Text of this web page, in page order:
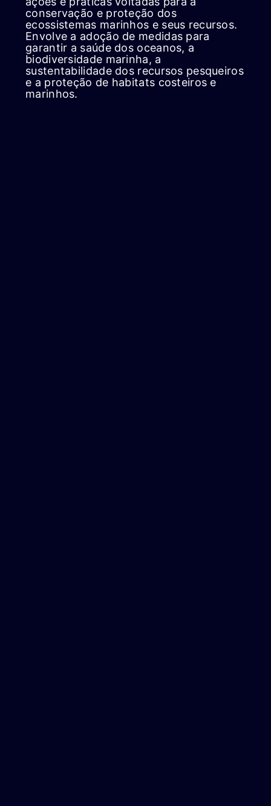
conservação e proteção dos
ecossistemas marinhos e seus recursos.
Envolve a adoção de medidas para
garantir a saúde dos oceanos, a
biodiversidade marinha, a
sustentabilidade dos recursos pesqueiros
e a proteção de habitats costeiros e
marinhos.